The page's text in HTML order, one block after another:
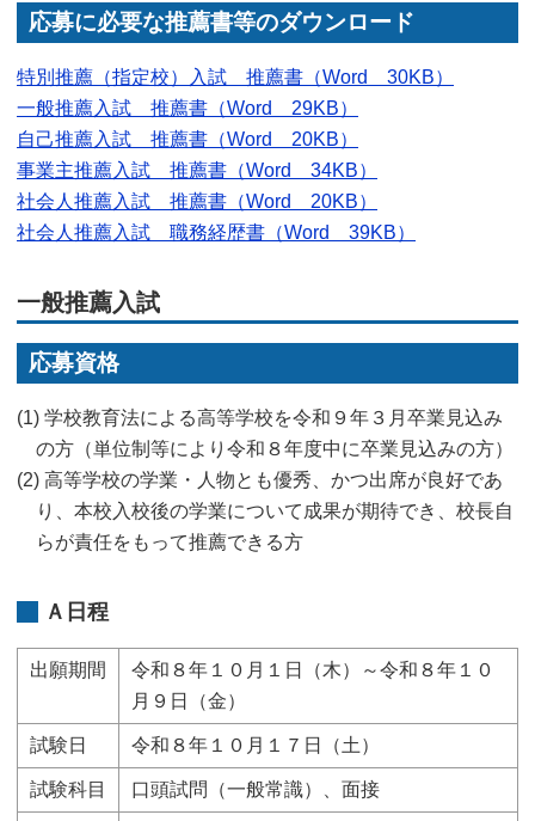
応募に必要な推薦書等のダウンロード
特別推薦（指定校）入試 推薦書（Word 30KB）
一般推薦入試 推薦書（Word 29KB）
自己推薦入試 推薦書（Word 20KB）
事業主推薦入試 推薦書（Word 34KB）
社会人推薦入試 推薦書（Word 20KB）
社会人推薦入試 職務経歴書（Word 39KB）
一般推薦入試
応募資格
(1) 学校教育法による高等学校を令和９年３月卒業見込み
の方（単位制等により令和８年度中に卒業見込みの方）
(2) 高等学校の学業・人物とも優秀、かつ出席が良好であ
り、本校入校後の学業について成果が期待でき、校長自
らが責任をもって推薦できる方
Ａ日程
出願期間
令和８年１０月１日（木）～令和８年１０
月９日（金）
試験日 令和８年１０月１７日（土）
試験科目 口頭試問（一般常識）、面接